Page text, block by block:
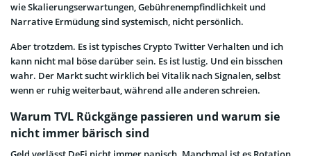
wie Skalierungserwartungen, Gebührenempfindlichkeit und
Narrative Ermüdung sind systemisch, nicht persönlich.
Aber trotzdem. Es ist typisches Crypto Twitter Verhalten und ich
kann nicht mal böse darüber sein. Es ist lustig. Und ein bisschen
wahr. Der Markt sucht wirklich bei Vitalik nach Signalen, selbst
wenn er ruhig weiterbaut, während alle anderen schreien.
Warum TVL Rückgänge passieren und warum sie
nicht immer bärisch sind